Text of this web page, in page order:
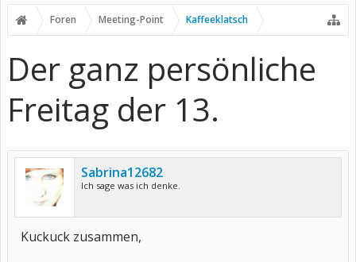
Foren Meeting-Point Kaffeeklatsch
Der ganz persönliche
Freitag der 13.
Sabrina12682
Ich sage was ich denke.
Kuckuck zusammen,